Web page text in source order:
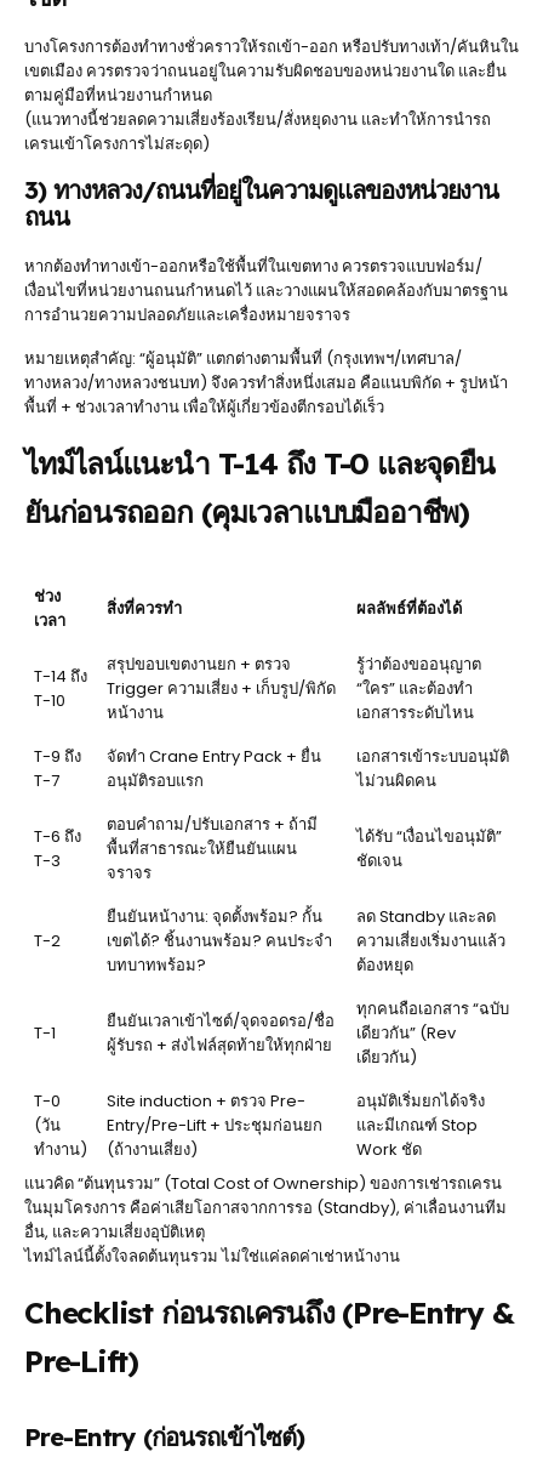
บางโครงการต้องทำทางชั่วคราวให้รถเข้า-ออก หรือปรับทางเท้า/คันหินใน
เขตเมือง ควรตรวจว่าถนนอยู่ในความรับผิดชอบของหน่วยงานใด และยื่น
ตามคู่มือที่หน่วยงานกำหนด
(แนวทางนี้ช่วยลดความเสี่ยงร้องเรียน/สั่งหยุดงาน และทำให้การนำรถ
เครนเข้าโครงการไม่สะดุด)
3) ทางหลวง/ถนนที่อยู่ในความดูแลของหน่วยงาน
ถนน
หากต้องทำทางเข้า-ออกหรือใช้พื้นที่ในเขตทาง ควรตรวจแบบฟอร์ม/
เงื่อนไขที่หน่วยงานถนนกำหนดไว้ และวางแผนให้สอดคล้องกับมาตรฐาน
การอำนวยความปลอดภัยและเครื่องหมายจราจร
หมายเหตุสำคัญ: “ผู้อนุมัติ” แตกต่างตามพื้นที่ (กรุงเทพฯ/เทศบาล/
ทางหลวง/ทางหลวงชนบท) จึงควรทำสิ่งหนึ่งเสมอ คือแนบพิกัด + รูปหน้า
พื้นที่ + ช่วงเวลาทำงาน เพื่อให้ผู้เกี่ยวข้องตีกรอบได้เร็ว
ไทม์ไลน์แนะนำ T-14 ถึง T-0 และจุดยืน
ยันก่อนรถออก (คุมเวลาแบบมืออาชีพ)
ช่วง
เวลา
สิ่งที่ควรทำ ผลลัพธ์ที่ต้องได้
T-14 ถึง
T-10
สรุปขอบเขตงานยก + ตรวจ
Trigger ความเสี่ยง + เก็บรูป/พิกัด
หน้างาน
รู้ว่าต้องขออนุญาต
“ใคร” และต้องทำ
เอกสารระดับไหน
T-9 ถึง
T-7
จัดทำ Crane Entry Pack + ยื่น
อนุมัติรอบแรก
เอกสารเข้าระบบอนุมัติ
ไม่วนผิดคน
T-6 ถึง
T-3
ตอบคำถาม/ปรับเอกสาร + ถ้ามี
พื้นที่สาธารณะให้ยืนยันแผน
จราจร
ได้รับ “เงื่อนไขอนุมัติ”
ชัดเจน
T-2
ยืนยันหน้างาน: จุดตั้งพร้อม? กั้น
เขตได้? ชิ้นงานพร้อม? คนประจำ
บทบาทพร้อม?
ลด Standby และลด
ความเสี่ยงเริ่มงานแล้ว
ต้องหยุด
T-1
ยืนยันเวลาเข้าไซต์/จุดจอดรอ/ชื่อ
ผู้รับรถ + ส่งไฟล์สุดท้ายให้ทุกฝ่าย
ทุกคนถือเอกสาร “ฉบับ
เดียวกัน” (Rev
เดียวกัน)
T-0
(วัน
ทำงาน)
Site induction + ตรวจ Pre-
Entry/Pre-Lift + ประชุมก่อนยก
(ถ้างานเสี่ยง)
อนุมัติเริ่มยกได้จริง
และมีเกณฑ์ Stop
Work ชัด
แนวคิด “ต้นทุนรวม” (Total Cost of Ownership) ของการเช่ารถเครน
ในมุมโครงการ คือค่าเสียโอกาสจากการรอ (Standby), ค่าเลื่อนงานทีม
อื่น, และความเสี่ยงอุบัติเหตุ
ไทม์ไลน์นี้ตั้งใจลดต้นทุนรวม ไม่ใช่แค่ลดค่าเช่าหน้างาน
Checklist ก่อนรถเครนถึง (Pre-Entry &
Pre-Lift)
Pre-Entry (ก่อนรถเข้าไซต์)